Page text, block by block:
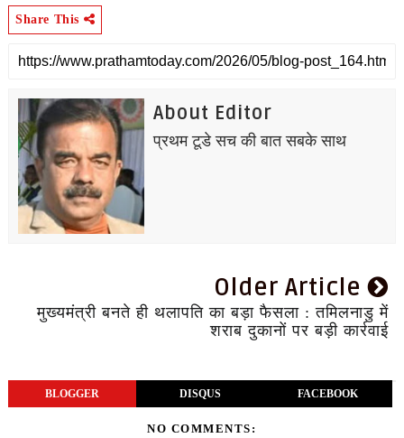
Share This
About Editor
प्रथम टूडे सच की बात सबके साथ
Older Article
मुख्यमंत्री बनते ही थलापति का बड़ा फैसला : तमिलनाडु में
शराब दुकानों पर बड़ी कार्रवाई
BLOGGER DISQUS FACEBOOK
NO COMMENTS: